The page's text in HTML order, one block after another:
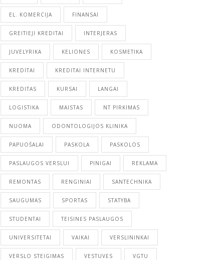
EL. KOMERCIJA FINANSAI
GREITIEJI KREDITAI INTERJERAS
JUVELYRIKA KELIONĖS KOSMETIKA
KREDITAI KREDITAI INTERNETU
KREDITAS KURSAI LANGAI
LOGISTIKA MAISTAS NT PIRKIMAS
NUOMA ODONTOLOGIJOS KLINIKA
PAPUOŠALAI PASKOLA PASKOLOS
PASLAUGOS VERSLUI PINIGAI REKLAMA
REMONTAS RENGINIAI SANTECHNIKA
SAUGUMAS SPORTAS STATYBA
STUDENTAI TEISINĖS PASLAUGOS
UNIVERSITETAI VAIKAI VERSLININKAI
VERSLO STEIGIMAS VESTUVĖS VGTU